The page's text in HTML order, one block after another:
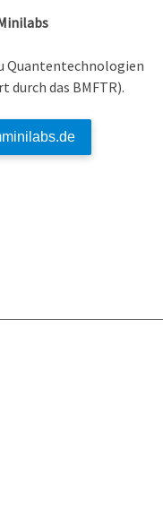
Quantentechnologien
durch das BMFTR).